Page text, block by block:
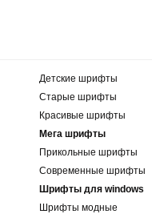
Детские шрифты
Старые шрифты
Красивые шрифты
Мега шрифты
Прикольные шрифты
Современные шрифты
Шрифты для windows
Шрифты модные